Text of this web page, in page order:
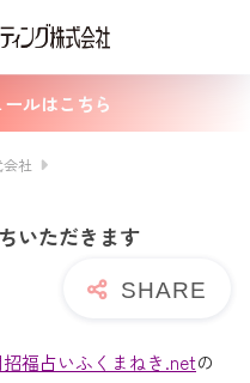
ルはこちら
社
いただきます
福占いふくまねき.netの